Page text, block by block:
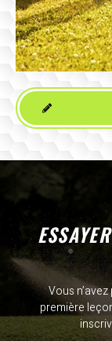
Vous
première